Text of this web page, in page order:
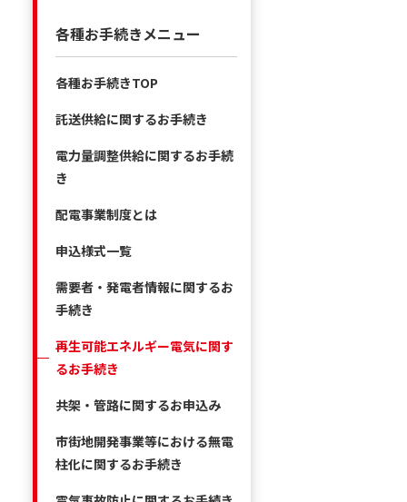
各種お手続きメニュー
各種お手続きTOP
託送供給に関するお手続き
電力量調整供給に関するお手続
き
配電事業制度とは
申込様式一覧
需要者・発電者情報に関するお
手続き
再生可能エネルギー電気に関す
るお手続き
共架・管路に関するお申込み
市街地開発事業等における無電
柱化に関するお手続き